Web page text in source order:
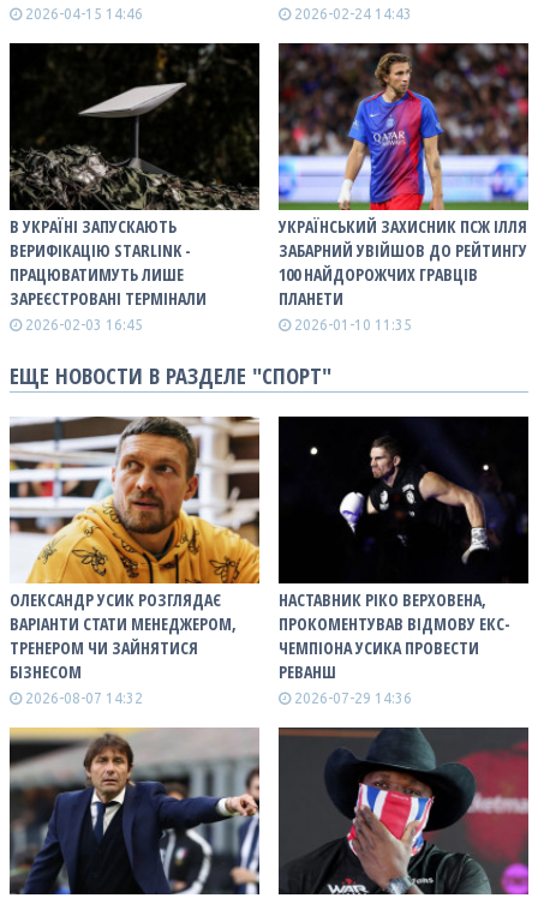
2026-04-15 14:46 2026-02-24 14:43
В УКРАЇНІ ЗАПУСКАЮТЬ
ВЕРИФІКАЦІЮ STARLINK -
ПРАЦЮВАТИМУТЬ ЛИШЕ
ЗАРЕЄСТРОВАНІ ТЕРМІНАЛИ
2026-02-03 16:45
УКРАЇНСЬКИЙ ЗАХИСНИК ПСЖ ІЛЛЯ
ЗАБАРНИЙ УВІЙШОВ ДО РЕЙТИНГУ
100 НАЙДОРОЖЧИХ ГРАВЦІВ
ПЛАНЕТИ
2026-01-10 11:35
ЕЩЕ НОВОСТИ В РАЗДЕЛЕ "СПОРТ"
ОЛЕКСАНДР УСИК РОЗГЛЯДАЄ
ВАРІАНТИ СТАТИ МЕНЕДЖЕРОМ,
ТРЕНЕРОМ ЧИ ЗАЙНЯТИСЯ
БІЗНЕСОМ
2026-08-07 14:32
НАСТАВНИК РІКО ВЕРХОВЕНА,
ПРОКОМЕНТУВАВ ВІДМОВУ ЕКС-
ЧЕМПІОНА УСИКА ПРОВЕСТИ
РЕВАНШ
2026-07-29 14:36